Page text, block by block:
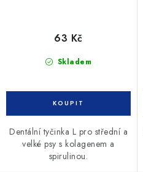
Skladem
63 Kč
Dentální tyčinka L pro střední a
velké psy s kolagenem a
spirulinou.